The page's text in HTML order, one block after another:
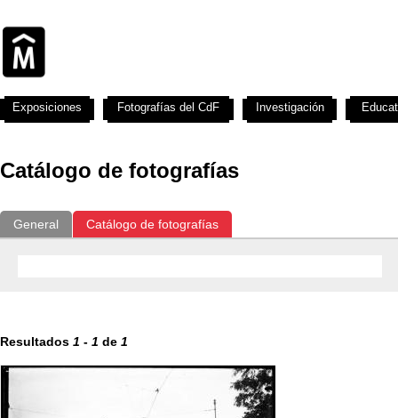
Catálogo de fotografías
General Catálogo de fotografías
Resultados 1 - 1 de 1
Exposiciones Fotografías del CdF Investigación